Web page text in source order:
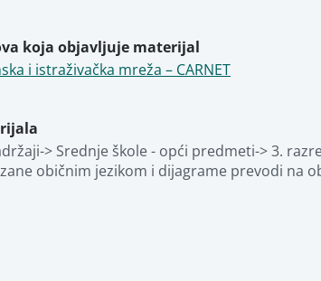
koja objavljuje materijal
i istraživačka mreža – CARNET
> Srednje škole - opći predmeti-> 3.
običnim jezikom i dijagrame prevodi na